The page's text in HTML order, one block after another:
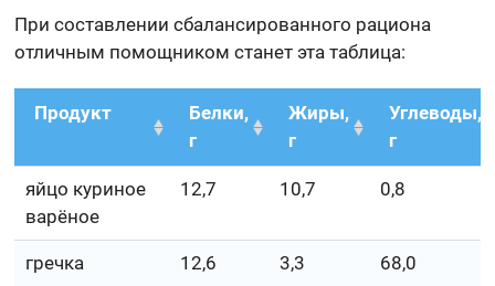
При составлении сбалансированного рациона
отличным помощником станет эта таблица:
Продукт
Белки,
г
Жиры,
г
Углеводы,
г
яйцо куриное
варёное
12,7 10,7 0,8
гречка 12,6 3,3 68,0